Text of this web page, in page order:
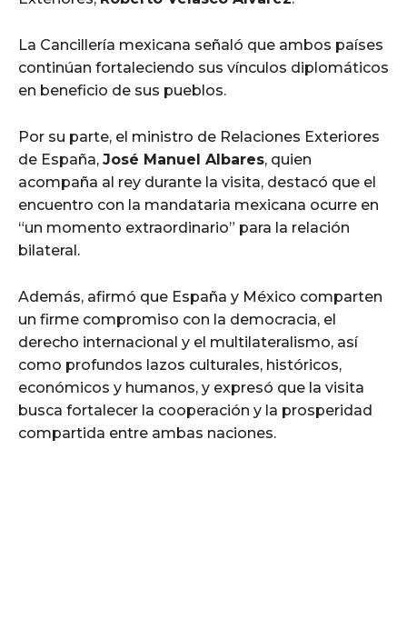
La Cancillería mexicana señaló que ambos países
continúan fortaleciendo sus vínculos diplomáticos
en beneficio de sus pueblos.
Por su parte, el ministro de Relaciones Exteriores
de España, José Manuel Albares, quien
acompaña al rey durante la visita, destacó que el
encuentro con la mandataria mexicana ocurre en
“un momento extraordinario” para la relación
bilateral.
Además, afirmó que España y México comparten
un firme compromiso con la democracia, el
derecho internacional y el multilateralismo, así
como profundos lazos culturales, históricos,
económicos y humanos, y expresó que la visita
busca fortalecer la cooperación y la prosperidad
compartida entre ambas naciones.